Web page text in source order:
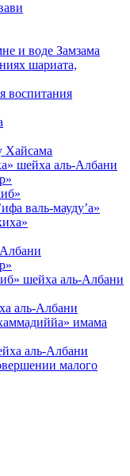
и воде Замзама
шариата,
воспитания
Хайсама
шейха аль-Албани
валь-мауду’а»
шейха аль-Албани
аль-Албани
имама
аль-Албани
малого